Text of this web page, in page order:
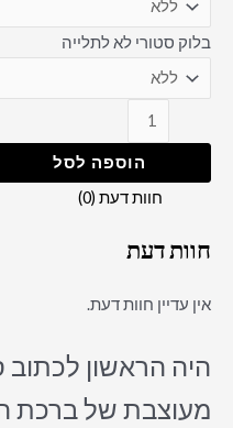
בלוק סטורי לא לתלייה
הוספה לסל
חוות דעת (0)
חוות דעת
אין עדיין חוות דעת.
מעוצבת של ברכת